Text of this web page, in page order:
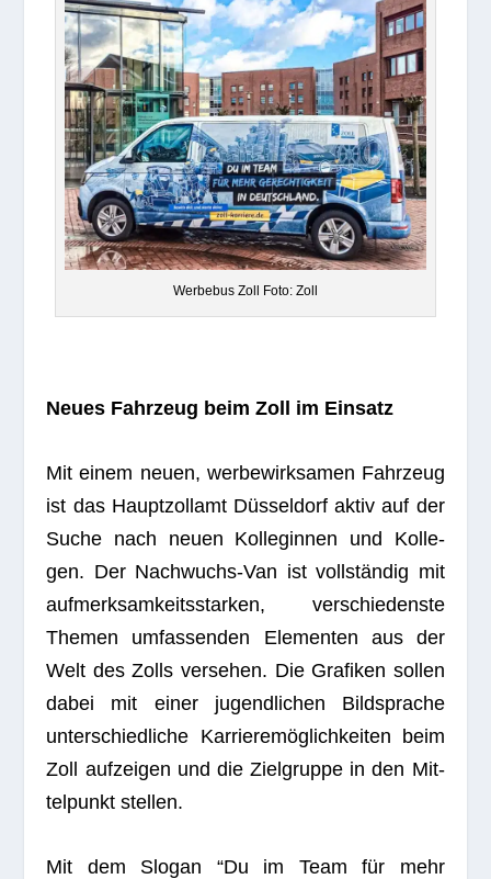
Wer­be­bus Zoll Foto: Zoll
Neues Fahr­zeug beim Zoll im Einsatz
Mit einem neuen, wer­be­wirk­sa­men Fahr­zeug
ist das Haupt­zoll­amt Düs­sel­dorf aktiv auf der
Suche nach neuen Kol­le­gin­nen und Kol­le­
gen. Der Nach­wuchs-Van ist voll­stän­dig mit
auf­merk­sam­keits­star­ken, ver­schie­denste
The­men umfas­sen­den Ele­men­ten aus der
Welt des Zolls ver­se­hen. Die Gra­fi­ken sol­len
dabei mit einer jugend­li­chen Bild­spra­che
unter­schied­li­che Kar­rie­re­mög­lich­kei­ten beim
Zoll auf­zei­gen und die Ziel­gruppe in den Mit­
tel­punkt stellen.
Mit dem Slo­gan “Du im Team für mehr